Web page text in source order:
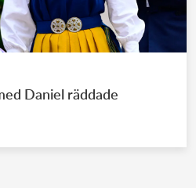
Daniel räddade